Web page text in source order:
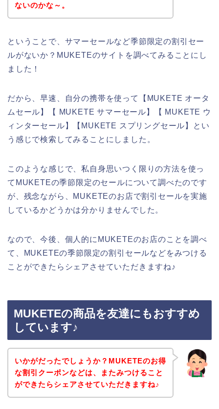
ないのかな～。
ということで、サマーセールなど季節限定の割引セー
ルがないか？MUKETEのサイトを調べてみることにし
ました！
だから、早速、自分の携帯を使って【MUKETE オータ
ムセール】【 MUKETE サマーセール】【 MUKETE ウ
ィンターセール】【MUKETE スプリングセール】とい
う感じで検索してみることにしました。
このような感じで、私自身思いつく限りの方法を使っ
てMUKETEの季節限定のセールについて調べたのです
が、残念ながら、MUKETEのお店で割引セールを実施
しているかどうかは分かりませんでした。
なので、今後、個人的にMUKETEのお店のことを調べ
て、MUKETEの季節限定の割引セールなどをみつける
ことができたらシェアさせていただきますね♪
MUKETEの商品を友達にもおすすめ
しています♪
いかがだったでしょうか？MUKETEのお得
な割引クーポンなどは、またみつけること
ができたらシェアさせていただきますね♪